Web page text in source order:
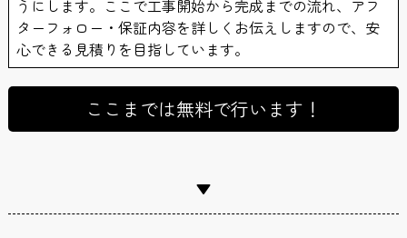
うにします。ここで工事開始から完成までの流れ、アフ
ターフォロー・保証内容を詳しくお伝えしますので、安
心できる見積りを目指しています。
ここまでは無料で行います！